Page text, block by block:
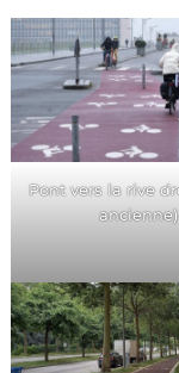
Pont vers la rive
ancienne)